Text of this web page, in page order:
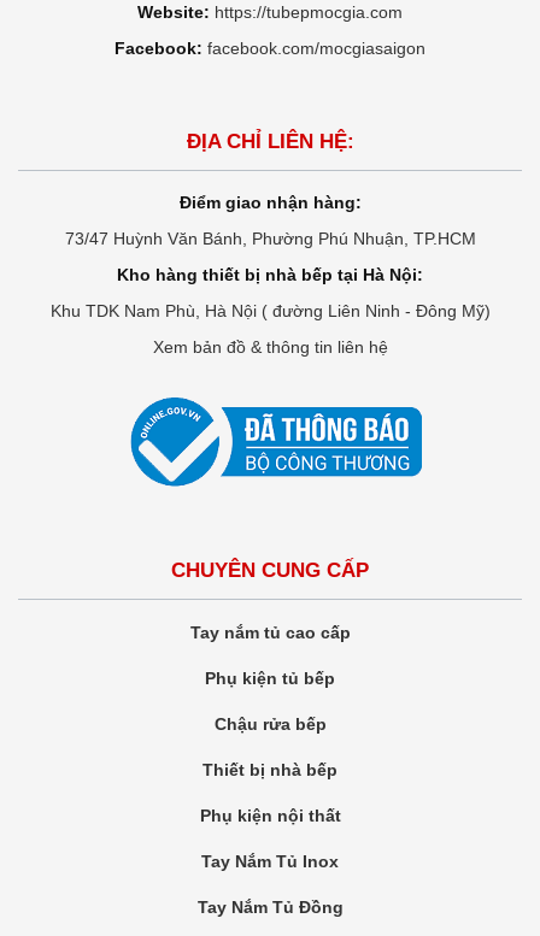
Website: https://tubepmocgia.com
Facebook: facebook.com/mocgiasaigon
ĐỊA CHỈ LIÊN HỆ:
Điểm giao nhận hàng:
73/47 Huỳnh Văn Bánh, Phường Phú Nhuận, TP.HCM
Kho hàng thiết bị nhà bếp tại Hà Nội:
Khu TDK Nam Phù, Hà Nội ( đường Liên Ninh - Đông Mỹ)
Xem bản đồ & thông tin liên hệ
CHUYÊN CUNG CẤP
Tay nắm tủ cao cấp
Phụ kiện tủ bếp
Chậu rửa bếp
Thiết bị nhà bếp
Phụ kiện nội thất
Tay Nắm Tủ Inox
Tay Nắm Tủ Đồng